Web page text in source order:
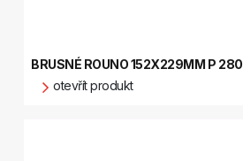
BRUSNÉ ROUNO 152X229MM P 280
otevřít produkt